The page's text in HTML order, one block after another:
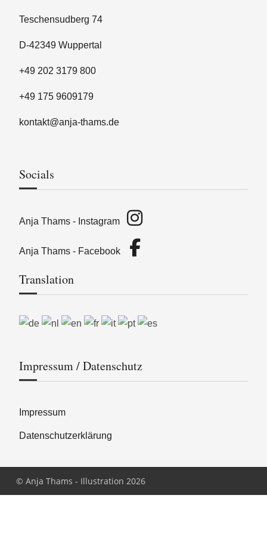
Teschensudberg 74
D-42349 Wuppertal
+49 202 3179 800
+49 175 9609179
kontakt@anja-thams.de
Socials
Anja Thams - Instagram
Anja Thams - Facebook
Translation
Impressum / Datenschutz
Impressum
Datenschutzerklärung
© Anja Thams - Illustration 2026